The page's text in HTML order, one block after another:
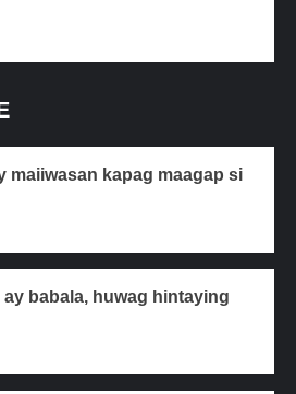
maiiwasan kapag maagap si
babala, huwag hintaying